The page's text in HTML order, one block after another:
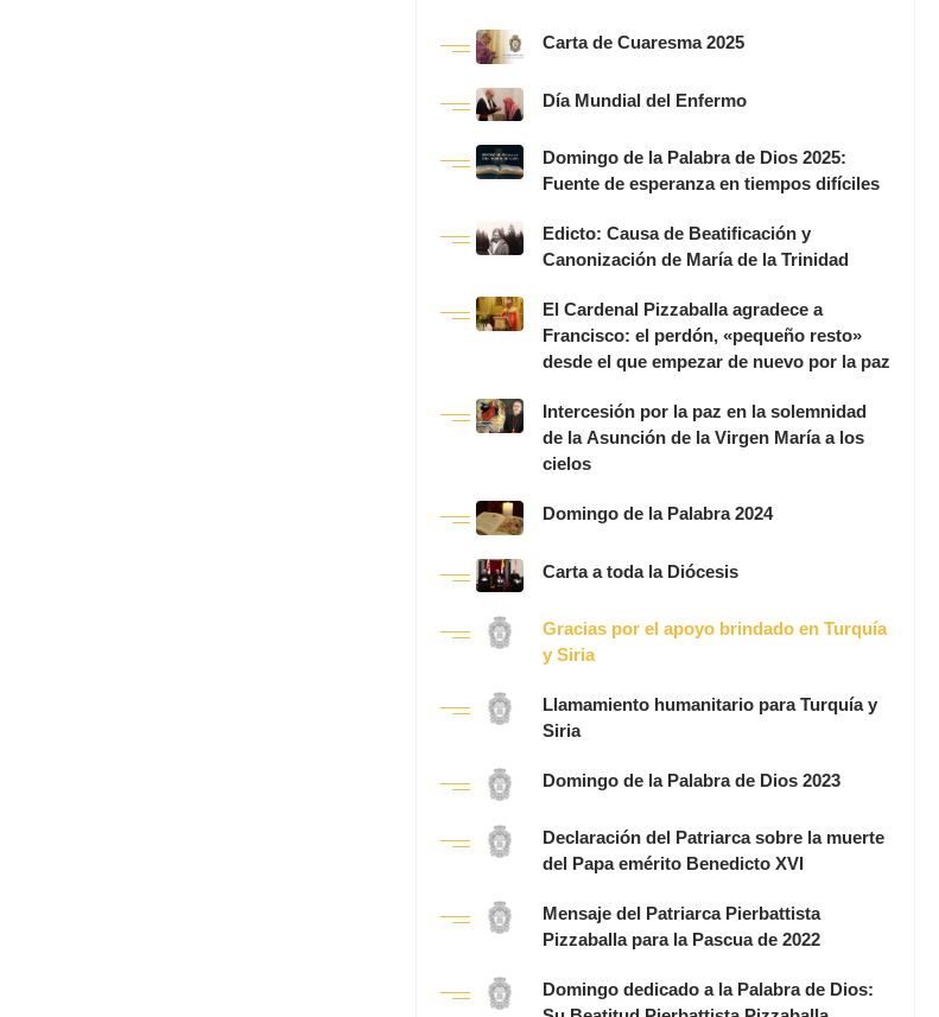
Carta de Cuaresma 2025
Día Mundial del Enfermo
Domingo de la Palabra de Dios 2025:
Fuente de esperanza en tiempos difíciles
Edicto: Causa de Beatificación y
Canonización de María de la Trinidad
El Cardenal Pizzaballa agradece a
Francisco: el perdón, «pequeño resto»
desde el que empezar de nuevo por la paz
Intercesión por la paz en la solemnidad
de la Asunción de la Virgen María a los
cielos
Domingo de la Palabra 2024
Carta a toda la Diócesis
Gracias por el apoyo brindado en Turquía
y Siria
Llamamiento humanitario para Turquía y
Siria
Domingo de la Palabra de Dios 2023
Declaración del Patriarca sobre la muerte
del Papa emérito Benedicto XVI
Mensaje del Patriarca Pierbattista
Pizzaballa para la Pascua de 2022
Domingo dedicado a la Palabra de Dios: